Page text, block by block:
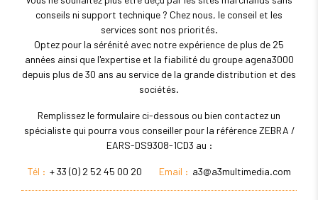
conseils ni support technique ? Chez nous, le conseil et les
services sont nos priorités.
Optez pour la sérénité avec notre expérience de plus de 25
années ainsi que l'expertise et la fiabilité du groupe agena3000
depuis plus de 30 ans au service de la grande distribution et des
sociétés.
Remplissez le formulaire ci-dessous ou bien contactez un
spécialiste qui pourra vous conseiller pour la référence ZEBRA /
EARS-DS9308-1CD3 au :
Tél : + 33 (0) 2 52 45 00 20 Email : a3@a3multimedia.com